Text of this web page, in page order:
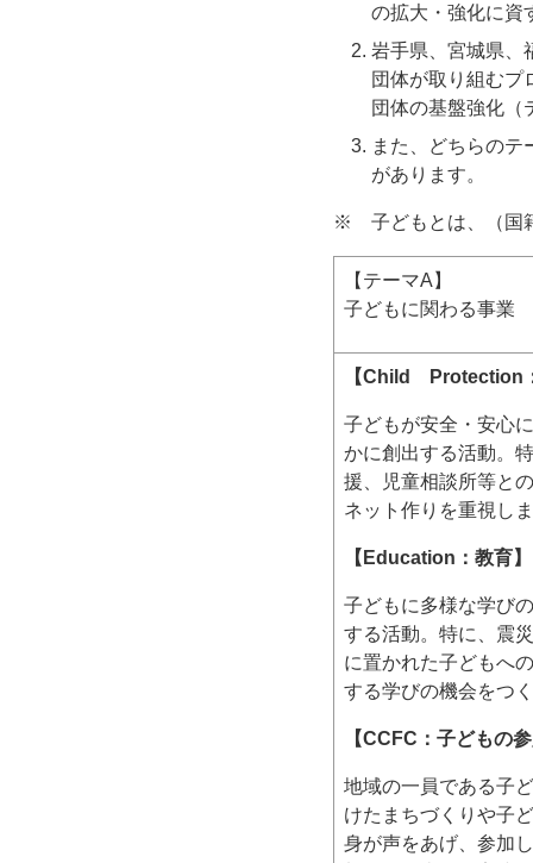
の拡大・強化に資
岩手県、宮城県、
団体が取り組むプ
団体の基盤強化（
また、どちらのテ
があります。
※ 子どもとは、（国
【テーマA】
子どもに関わる事業
【Child Protection
子どもが安全・安心
かに創出する活動。
援、児童相談所等と
ネット作りを重視し
【Education：教育】
子どもに多様な学び
する活動。特に、震
に置かれた子どもへ
する学びの機会をつ
【CCFC：子どもの
地域の一員である子
けたまちづくりや子
身が声をあげ、参加